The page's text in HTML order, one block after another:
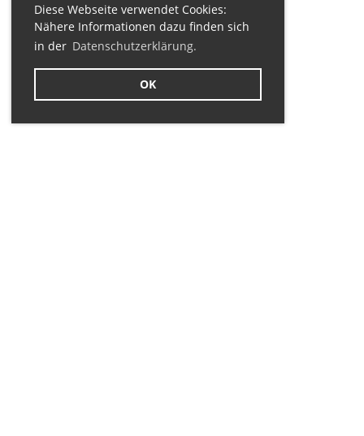
Diese Webseite verwendet Cookies:
Nähere Informationen dazu finden sich
in der Datenschutzerklärung.
OK